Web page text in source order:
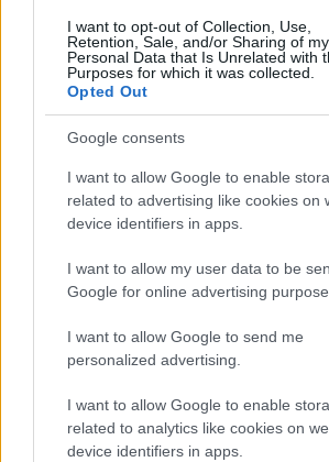
I want to opt-out of Collection, Use,
Retention, Sale, and/or Sharing of my
Personal Data that Is Unrelated with
Purposes for which it was collected.
Opted Out
Google consents
I want to allow Google to enable
related to advertising like cookies on
device identifiers in apps.
I want to allow my user data to be
Google for online advertising
I want to allow Google to send me
personalized advertising.
I want to allow Google to enable
related to analytics like cookies on
device identifiers in apps.
Domenicali azonban a Formula–1 szerdai,
sajtótermékeknek tartott eseményén arról
azonban azok a versenyzők, akik már
szimulátoros változatát, pozitív
versenyzők, akik már vezették a jövő évi
úgy érzik, jó irányba haladunk. Maxszal is
„Jól tudják, hogy mi ennél agresszívebb
szerettünk volna, de végül a csapatok ezt
el” – mondta, majd hangsúlyozta, kiváló
Formula–1 jövőképe: „Max hihetetlen
Formula–1-et, akkor azt a jövőt is szereti,
beszélünk, beleértve a jövő szabályait is.
kapcsolatban vagyok vele, ezért úgy
elég nagy ahhoz, hogy ő is a része
Verstappen hozhatja meg:
a jövőjéről. A sport pedig megy tovább,
sokkal nagyobb bárkinél, mindannyiunknál.